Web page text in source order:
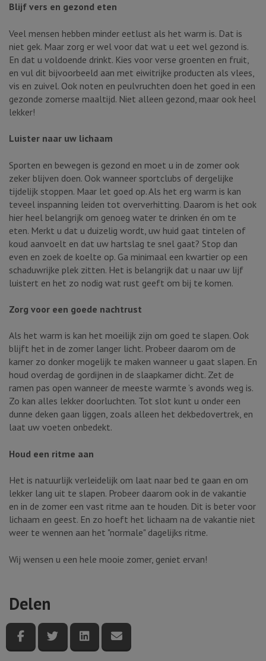
Blijf vers en gezond eten
Veel mensen hebben minder eetlust als het warm is. Dat is
niet gek. Maar zorg er wel voor dat wat u eet wel gezond is.
En dat u voldoende drinkt. Kies voor verse groenten en fruit,
en vul dit bijvoorbeeld aan met eiwitrijke producten als vlees,
vis en zuivel. Ook noten en peulvruchten doen het goed in een
gezonde zomerse maaltijd. Niet alleen gezond, maar ook heel
lekker!
Luister naar uw lichaam
Sporten en bewegen is gezond en moet u in de zomer ook
zeker blijven doen. Ook wanneer sportclubs of dergelijke
tijdelijk stoppen. Maar let goed op. Als het erg warm is kan
teveel inspanning leiden tot oververhitting. Daarom is het ook
hier heel belangrijk om genoeg water te drinken én om te
eten. Merkt u dat u duizelig wordt, uw huid gaat tintelen of
koud aanvoelt en dat uw hartslag te snel gaat? Stop dan
even en zoek de koelte op. Ga minimaal een kwartier op een
schaduwrijke plek zitten. Het is belangrijk dat u naar uw lijf
luistert en het zo nodig wat rust geeft om bij te komen.
Zorg voor een goede nachtrust
Als het warm is kan het moeilijk zijn om goed te slapen. Ook
blijft het in de zomer langer licht. Probeer daarom om de
kamer zo donker mogelijk te maken wanneer u gaat slapen. En
houd overdag de gordijnen in de slaapkamer dicht. Zet de
ramen pas open wanneer de meeste warmte ’s avonds weg is.
Zo kan alles lekker doorluchten. Tot slot kunt u onder een
dunne deken gaan liggen, zoals alleen het dekbedovertrek, en
laat uw voeten onbedekt.
Houd een ritme aan
Het is natuurlijk verleidelijk om laat naar bed te gaan en om
lekker lang uit te slapen. Probeer daarom ook in de vakantie
en in de zomer een vast ritme aan te houden. Dit is beter voor
lichaam en geest. En zo hoeft het lichaam na de vakantie niet
weer te wennen aan het "normale" dagelijks ritme.
Wij wensen u een hele mooie zomer, geniet ervan!
Delen
Deel deze pagina via Facebook
Deel deze pagina via Twitter
Deel deze pagina via LinkedIn